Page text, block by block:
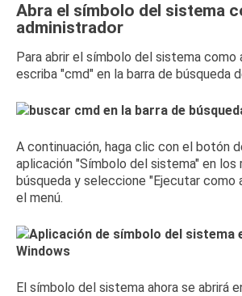
Abra el símbolo del sistema
administrador
Para abrir el símbolo del sistema como
escriba "cmd" en la barra de búsqueda
A continuación, haga clic con el botón
aplicación "Símbolo del sistema" en los
búsqueda y seleccione "Ejecutar como
el menú.
El símbolo del sistema ahora se abrirá